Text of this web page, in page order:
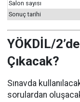
Salon sayısı
Sonuç tarihi
YÖKDİL/
Çıkacak?
Sınavda
sorulardan